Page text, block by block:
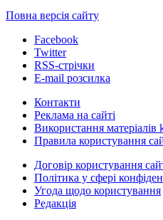
Повна версія сайту
Facebook
Twitter
RSS-стрічки
E-mail розсилка
Контакти
Реклама на сайті
Використання матеріалів
Правила користування
Договір користування
Політика у сфері
Угода щодо користування
Редакція